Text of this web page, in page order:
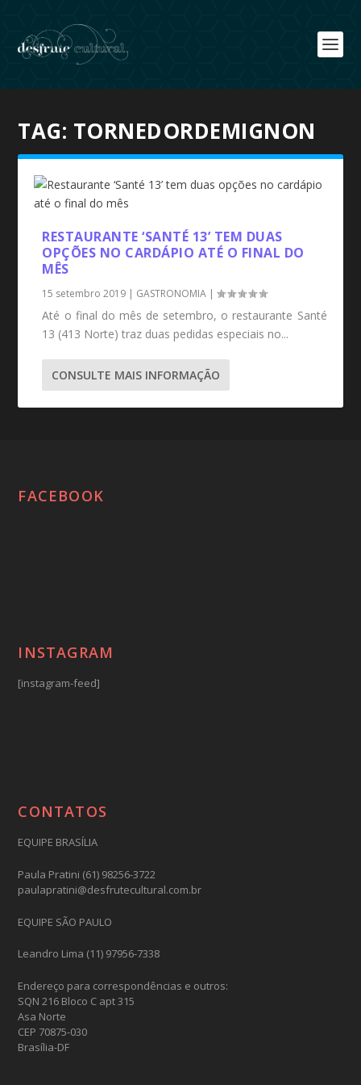
TAG: TORNEDORDEMIGNON
RESTAURANTE ‘SANTÉ 13’ TEM DUAS
OPÇÕES NO CARDÁPIO ATÉ O FINAL DO
MÊS
15 setembro 2019 | GASTRONOMIA |
Até o final do mês de setembro, o restaurante Santé
13 (413 Norte) traz duas pedidas especiais no...
CONSULTE MAIS INFORMAÇÃO
FACEBOOK
INSTAGRAM
[instagram-feed]
CONTATOS
EQUIPE BRASÍLIA
Paula Pratini (61) 98256-3722
paulapratini@desfrutecultural.com.br
EQUIPE SÃO PAULO
Leandro Lima (11) 97956-7338
Endereço para correspondências e outros:
SQN 216 Bloco C apt 315
Asa Norte
CEP 70875-030
Brasília-DF